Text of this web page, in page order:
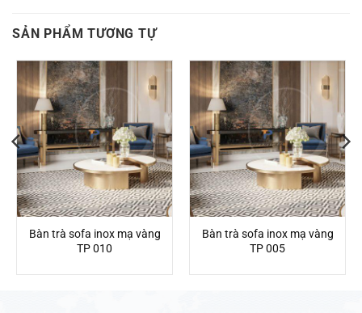
SẢN PHẨM TƯƠNG TỰ
Bàn trà sofa inox mạ vàng
TP 010
Bàn trà sofa inox mạ vàng
TP 005